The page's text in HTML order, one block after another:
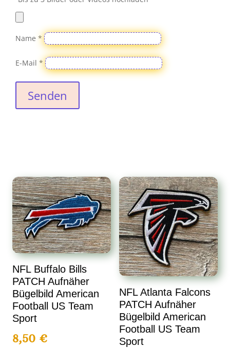
Name*
E-Mail*
Senden
NFL Buffalo Bills
PATCH Aufnäher
Bügelbild American
Football US Team
Sport
8,50€
NFL Atlanta Falcons
PATCH Aufnäher
Bügelbild American
Football US Team
Sport